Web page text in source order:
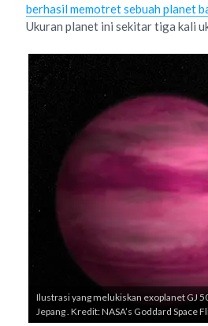
berhasil memotret sebuah planet
Ukuran planet ini sekitar tiga kali
Ilustrasi yang melukiskan exoplanet GJ
Jepang . Kredit: NASA’s Goddard Space